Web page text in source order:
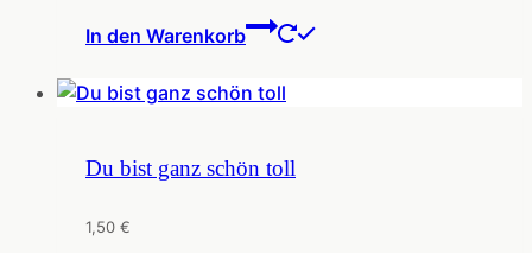
In den Warenkorb
Du bist ganz schön toll
1,50 €